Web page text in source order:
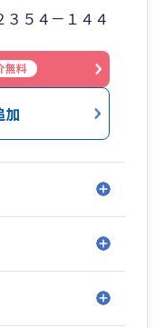
業承継の相談や
ます。
ツールの導入や
５４－１４４
無料
加